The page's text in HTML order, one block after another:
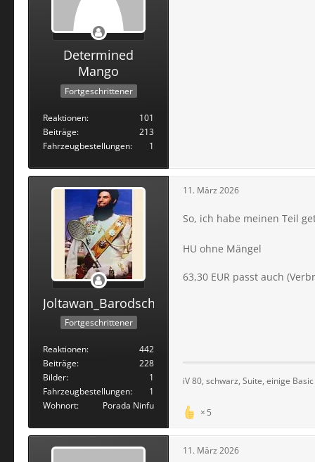
Determined
Mango
Fortgeschrittener
Reaktionen
101
Beiträge
213
Fahrzeugbestellungen
1
Joltawan_Barodscheff
Fortgeschrittener
Reaktionen
442
Beiträge
228
Bilder
1
Fahrzeugbestellungen
1
Wohnort
Porada Ninfu
11. März 2026
So, ich habe meinen Teil
HU ohne Mängel
63,30 EUR passt auch
iV 80, schwarz, Suite, einige
5
11. März 2026